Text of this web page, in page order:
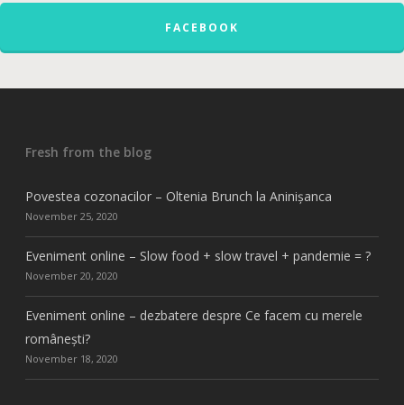
FACEBOOK
Fresh from the blog
Povestea cozonacilor – Oltenia Brunch la Aninișanca
November 25, 2020
Eveniment online – Slow food + slow travel + pandemie = ?
November 20, 2020
Eveniment online – dezbatere despre Ce facem cu merele
românești?
November 18, 2020